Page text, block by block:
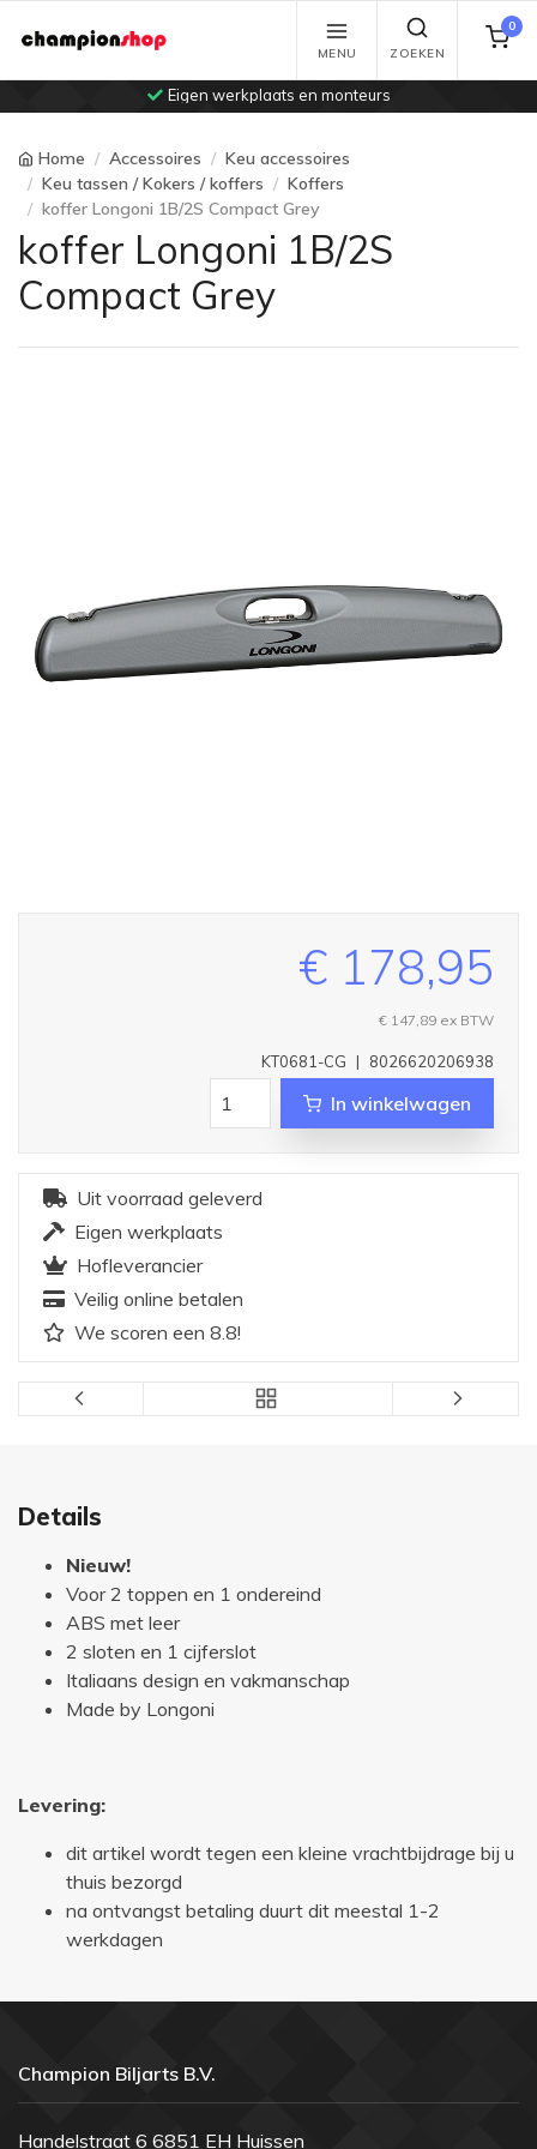
Eigen werkplaats en monteurs
MENU ZOEKEN
0
Home Accessoires
Keu accessoires
Keu tassen / Kokers / koffers
Koffers
koffer Longoni 1B/2S Compact Grey
koffer Longoni 1B/2S
Compact Grey
€ 178,95
€ 147,89 ex BTW
8026620206938
|
KT0681-CG
In winkelwagen
Uit voorraad geleverd
Eigen werkplaats
Hofleverancier
Veilig online betalen
We scoren een 8.8!
Details
Nieuw!
Voor 2 toppen en 1 ondereind
ABS met leer
2 sloten en 1 cijferslot
Italiaans design en vakmanschap
Made by Longoni
Levering:
dit artikel wordt tegen een kleine vrachtbijdrage bij u
thuis bezorgd
na ontvangst betaling duurt dit meestal 1-2
werkdagen
Champion Biljarts B.V.
Handelstraat 6 6851 EH Huissen